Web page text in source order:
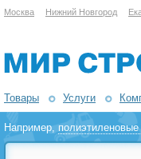
Москва Нижний Новгород
Товары Услуги
Например,